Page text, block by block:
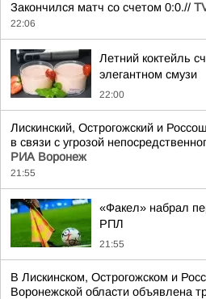
Закончился матч со счетом 0:0.//
22:06
Летний коктейль
элегантном смузи
22:00
Лискинский, Острогожский и
в связи с угрозой
РИА Воронеж
21:55
«Факел» набрал
РПЛ
21:55
В Лискинском, Острогожском и
Воронежской области объявлена